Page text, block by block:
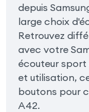
depuis
large choix
Retrouvez
avec votre
écouteur sport
et utilisation,
boutons pour
A42.